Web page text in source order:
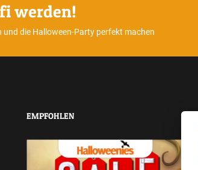
werden!
die Halloween-Party perfekt machen
EMPFOHLEN